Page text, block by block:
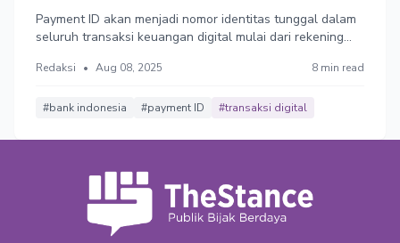
Payment ID akan menjadi nomor identitas tunggal dalam
seluruh transaksi keuangan digital mulai dari rekening
Uji coba tahap awal Payment ID akan fokus pada
Ancaman privasi rakyat?
Redaksi • Aug 08, 2025 8 min read
#bank indonesia #payment ID #transaksi digital